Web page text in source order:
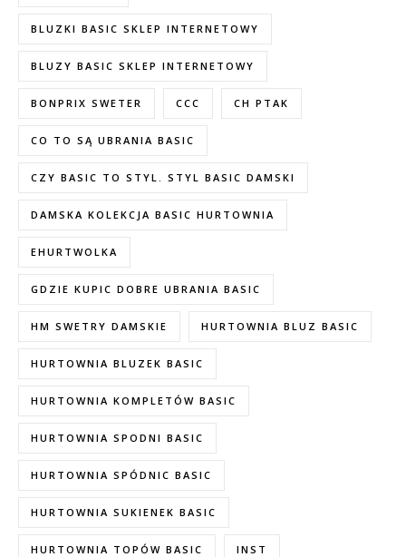
BLUZKI BASIC SKLEP INTERNETOWY
BLUZY BASIC SKLEP INTERNETOWY
BONPRIX SWETER CCC CH PTAK
CO TO SĄ UBRANIA BASIC
CZY BASIC TO STYL. STYL BASIC DAMSKI
DAMSKA KOLEKCJA BASIC HURTOWNIA
EHURTWOLKA
GDZIE KUPIC DOBRE UBRANIA BASIC
HM SWETRY DAMSKIE HURTOWNIA BLUZ BASIC
HURTOWNIA BLUZEK BASIC
HURTOWNIA KOMPLETÓW BASIC
HURTOWNIA SPODNI BASIC
HURTOWNIA SPÓDNIC BASIC
HURTOWNIA SUKIENEK BASIC
HURTOWNIA TOPÓW BASIC INST